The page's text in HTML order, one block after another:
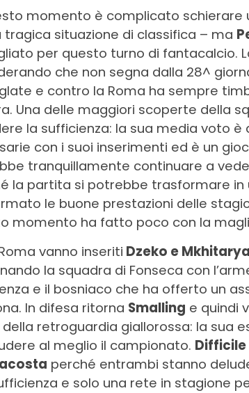
momento è complicato schierare
tragica situazione di classifica – ma
per questo turno di fantacalcio.
che non segna dalla 28^
e contro la Roma ha sempre
Una delle maggiori scoperte della
la sufficienza: la sua media voto è
con i suoi inserimenti ed è un
tranquillamente continuare a
la partita si potrebbe trasformare in
le buone prestazioni delle
momento ha fatto poco con la
vanno inseriti Dzeko e
la squadra di Fonseca con
e il bosniaco che ha offerto un
In difesa ritorna Smalling e quindi
della retroguardia giallorossa: la sua
al meglio il campionato.
perché entrambi stanno
e solo una rete in stagione